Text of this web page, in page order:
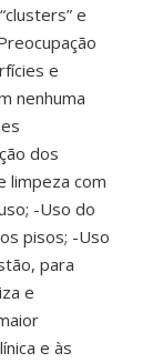
e
e
nenhuma
dos
limpeza com
-Uso do
pisos; -Uso
para
e
e às